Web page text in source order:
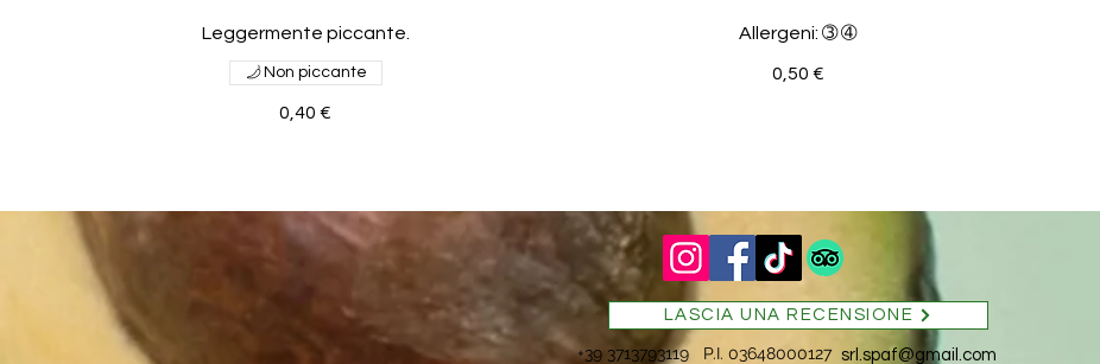
0,40 €
Non piccante
Allergeni: ➂ ➃
0,50 €
LASCIA UNA RECENSIONE
+39 3713793119 P.I. 03648000127 srl.spaf@gmail.com